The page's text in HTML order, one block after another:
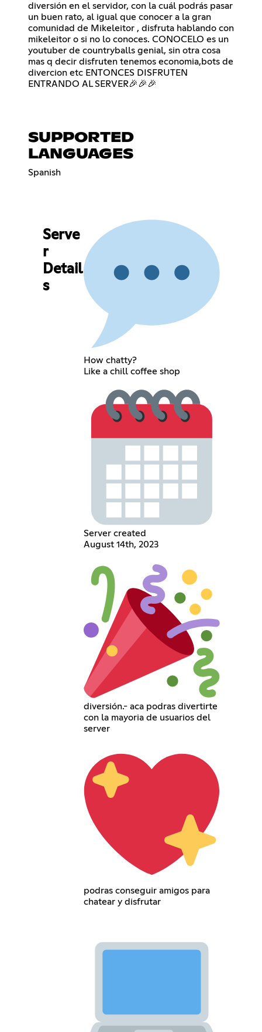
diversión en el servidor, con la cuál podrás pasar
un buen rato, al igual que conocer a la gran
comunidad de Mikeleitor , disfruta hablando con
mikeleitor o si no lo conoces. CONOCELO es un
youtuber de countryballs genial, sin otra cosa
mas q decir disfruten tenemos economia,bots de
divercion etc ENTONCES DISFRUTEN
ENTRANDO AL SERVER🎉🎉🎉
SUPPORTED
LANGUAGES
Spanish
Serve
r
Detail
s
How chatty?
Like a chill coffee shop
Server created
August 14th, 2023
diversión.- aca podras divertirte
con la mayoria de usuarios del
server
podras conseguir amigos para
chatear y disfrutar